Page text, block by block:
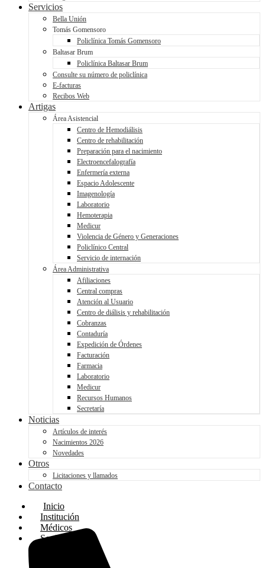
Servicios
Bella Unión
Tomás Gomensoro
Policlínica Tomás Gomensoro
Baltasar Brum
Policlínica Baltasar Brum
Consulte su número de policlínica
E-facturas
Recibos Web
Artigas
Área Asistencial
Centro de Hemodiálisis
Centro de rehabilitación
Preparación para el nacimiento
Electroencefalografía
Enfermería externa
Espacio Adolescente
Imagenología
Laboratorio
Hemoterapia
Medicur
Violencia de Género y Generaciones
Policlínico Central
Servicio de internación
Área Administrativa
Afiliaciones
Central compras
Atención al Usuario
Centro de diálisis y rehabilitación
Cobranzas
Contaduría
Expedición de Órdenes
Facturación
Farmacia
Laboratorio
Medicur
Recursos Humanos
Secretaría
Noticias
Artículos de interés
Nacimientos 2026
Novedades
Otros
Licitaciones y llamados
Contacto
Inicio
Institución
Médicos
Socios